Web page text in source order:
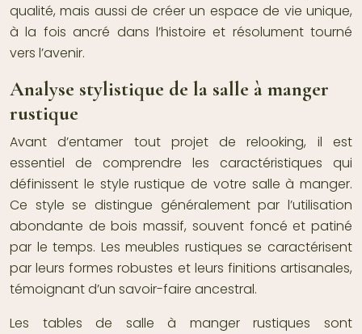
qualité, mais aussi de créer un espace de vie unique,
à la fois ancré dans l’histoire et résolument tourné
vers l’avenir.
Analyse stylistique de la salle à manger
rustique
Avant d’entamer tout projet de relooking, il est
essentiel de comprendre les caractéristiques qui
définissent le style rustique de votre salle à manger.
Ce style se distingue généralement par l’utilisation
abondante de bois massif, souvent foncé et patiné
par le temps. Les meubles rustiques se caractérisent
par leurs formes robustes et leurs finitions artisanales,
témoignant d’un savoir-faire ancestral.
Les tables de salle à manger rustiques sont